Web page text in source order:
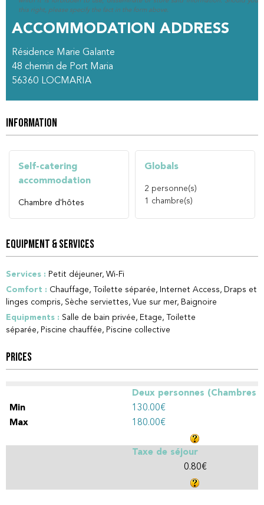
this right, please specify the fact in the form above.
ACCOMMODATION ADDRESS
Résidence Marie Galante
48 chemin de Port Maria
56360 LOCMARIA
INFORMATION
Self-catering
accommodation
Chambre d'hôtes
Globals
2 personne(s)
1
chambre(s)
EQUIPMENT & SERVICES
Services : Petit déjeuner Wi-Fi
Comfort : Chauffage Toilette séparée Internet Access
Draps et
linges compris
Sèche serviettes Vue sur mer
Baignoire
Equipments : Salle de bain privée Etage
Toilette
séparée
Piscine chauffée Piscine collective
PRICES
Deux personnes (Chambres
d'hôtes)
130.00€
180.00€
Taxe de séjour
0.80€